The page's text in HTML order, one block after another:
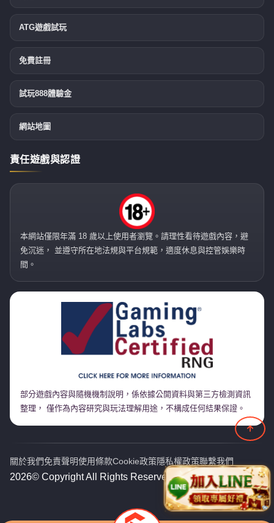
ATG遊戲試玩
免費註冊
試玩888體驗金
網站地圖
責任遊戲與認證
本網站僅限年滿 18 歲以上使用者瀏覽。請理性看待遊戲內容，避
免沉迷， 並遵守所在地法規與平台規範，適度休息與控管娛樂時
間。
部分遊戲內容與隨機機制說明，係依據公開資料與第三方檢測資訊
整理， 僅作為內容研究與玩法理解用途，不構成任何結果保證。
關於我們免責聲明使用條款Cookie政策隱私權政策聯繫我們
2026© Copyright All Rights Reserved